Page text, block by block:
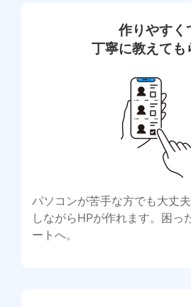
作りやすく
丁寧に教えても
パソコンが苦手な方でも大丈
しながらHPが作れます。困っ
ートへ。